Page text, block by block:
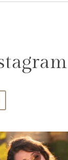
linliving
Jul